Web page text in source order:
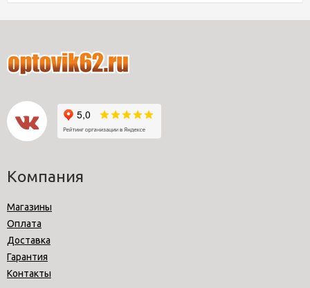
Компания
Магазины
Оплата
Доставка
Гарантия
Контакты